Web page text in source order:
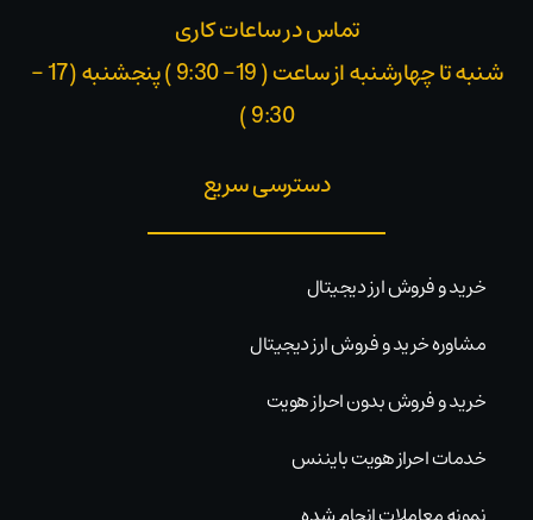
تماس در ساعات کاری
شنبه تا چهارشنبه از ساعت ( 19- 9:30 ) پنجشنبه (17 -
9:30 )​
دسترسی سریع
خرید و فروش ارز دیجیتال
مشاوره خرید و فروش ارز دیجیتال
خرید و فروش بدون احراز هویت
خدمات احراز هویت بایننس